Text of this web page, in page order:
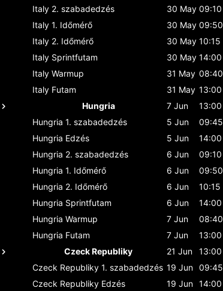
Italy 2. szabadedzés 30 May 09:10
Italy 1. Időmérő 30 May 09:50
Italy 2. Időmérő 30 May 10:15
Italy Sprintfutam 30 May 14:00
Italy Warmup 31 May 08:40
Italy Futam 31 May 13:00
Hungria
7 Jun
13:00
Hungria 1. szabadedzés 5 Jun
09:45
Hungria Edzés 5 Jun
14:00
Hungria 2. szabadedzés 6 Jun
09:10
Hungria 1. Időmérő 6 Jun
09:50
Hungria 2. Időmérő 6 Jun
10:15
Hungria Sprintfutam 6 Jun
14:00
Hungria Warmup 7 Jun
08:40
Hungria Futam 7 Jun
13:00
Czeck Republiky
21 Jun
13:00
Czeck Republiky 1. szabadedzés 19 Jun 09:45
Czeck Republiky Edzés 19 Jun 14:00